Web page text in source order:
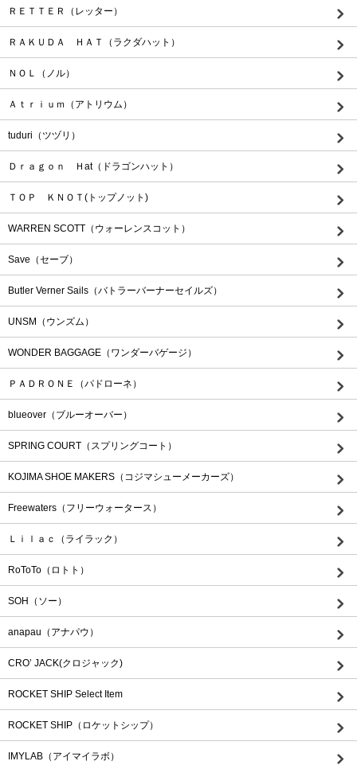
ＲＥＴＴＥＲ（レッター）
ＲＡＫＵＤＡ ＨＡＴ（ラクダハット）
ＮＯＬ（ノル）
Ａｔｒｉｕｍ（アトリウム）
tuduri（ツヅリ）
Ｄｒａｇｏｎ Ｈat（ドラゴンハット）
ＴＯＰ ＫＮＯＴ(トップノット)
WARREN SCOTT（ウォーレンスコット）
Save（セーブ）
Butler Verner Sails（バトラーバーナーセイルズ）
UNSM（ウンズム）
WONDER BAGGAGE（ワンダーバゲージ）
ＰＡＤＲＯＮＥ（パドローネ）
blueover（ブルーオーバー）
SPRING COURT（スプリングコート）
KOJIMA SHOE MAKERS（コジマシューメーカーズ）
Freewaters（フリーウォータース）
Ｌｉｌａｃ（ライラック）
RoToTo（ロトト）
SOH（ソー）
anapau（アナパウ）
CRO’ JACK(クロジャック)
ROCKET SHIP Select Item
ROCKET SHIP（ロケットシップ）
IMYLAB（アイマイラボ）